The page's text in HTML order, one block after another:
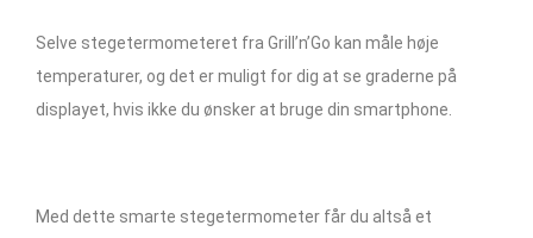
Selve stegetermometeret fra Grill’n’Go kan måle høje
temperaturer, og det er muligt for dig at se graderne på
displayet, hvis ikke du ønsker at bruge din smartphone.
Med dette smarte stegetermometer får du altså et